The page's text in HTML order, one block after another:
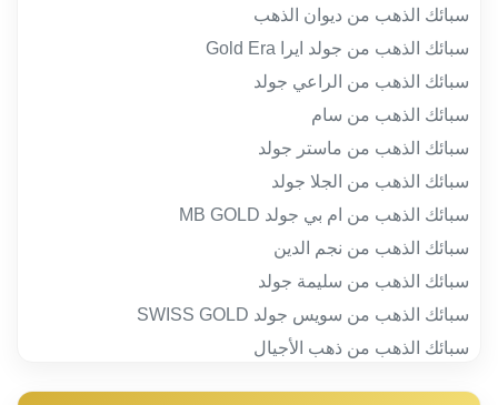
سبائك الذهب من ديوان الذهب
سبائك الذهب من جولد ايرا Gold Era
سبائك الذهب من الراعي جولد
سبائك الذهب من سام
سبائك الذهب من ماستر جولد
سبائك الذهب من الجلا جولد
سبائك الذهب من ام بي جولد MB GOLD
سبائك الذهب من نجم الدين
سبائك الذهب من سليمة جولد
سبائك الذهب من سويس جولد SWISS GOLD
سبائك الذهب من ذهب الأجيال